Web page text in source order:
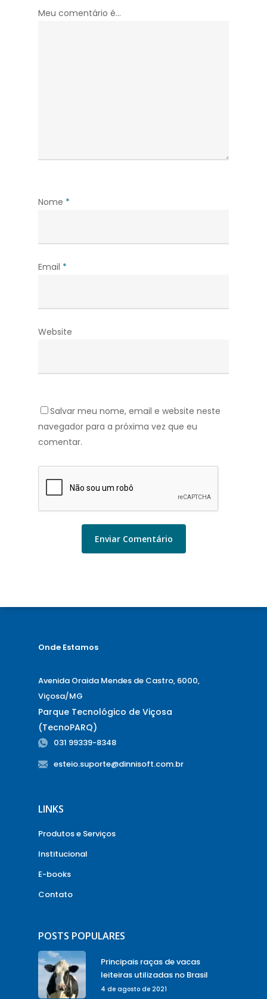
Meu comentário é...
Nome *
Email *
Website
Salvar meu nome, email e website neste
navegador para a próxima vez que eu
comentar.
Onde Estamos
Avenida Oraida Mendes de Castro, 6000,
Viçosa/MG
Parque Tecnológico de Viçosa
(TecnoPARQ)
031 99339-8348
esteio.suporte@dinnisoft.com.br
LINKS
Produtos e Serviços
Institucional
E-books
Contato
POSTS POPULARES
Principais raças de vacas
leiteiras utilizadas no Brasil
4 de agosto de 2021